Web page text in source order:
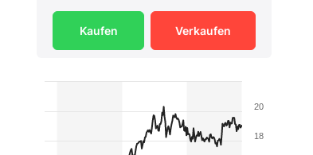
Kaufen Verkaufen
18
20